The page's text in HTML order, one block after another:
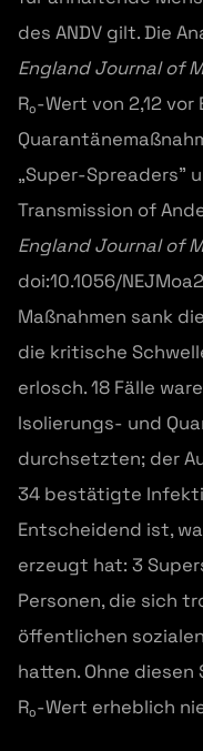
des ANDV gilt. Die
England Journal of
R₀-Wert von 2,12
„Super-Spreaders”
Transmission of
England Journal of
doi:10.1056/
Maßnahmen sank
die kritische
erlosch. 18 Fälle
Isolierungs- und
durchsetzten; der
34 bestätigte
Entscheidend ist,
erzeugt hat: 3
Personen, die sich
öffentlichen
hatten. Ohne
R₀-Wert erheblich